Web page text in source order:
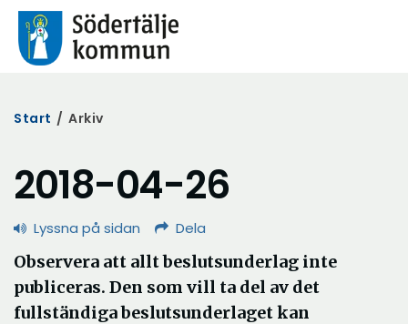
Start / Arkiv
2018-04-26
Lyssna på sidan Dela
Observera att allt beslutsunderlag inte
publiceras. Den som vill ta del av det
fullständiga beslutsunderlaget kan